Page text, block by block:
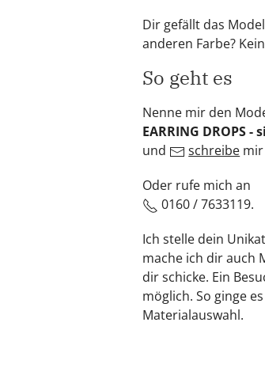
Dir gefällt das
anderen Farbe?
So geht es
Nenne mir den
EARRING DROPS -
und
schreibe
Oder rufe mich an
0160 / 7633119.
Ich stelle dein
mache ich dir auch
dir schicke. Ein
möglich. So ginge
Materialauswahl.